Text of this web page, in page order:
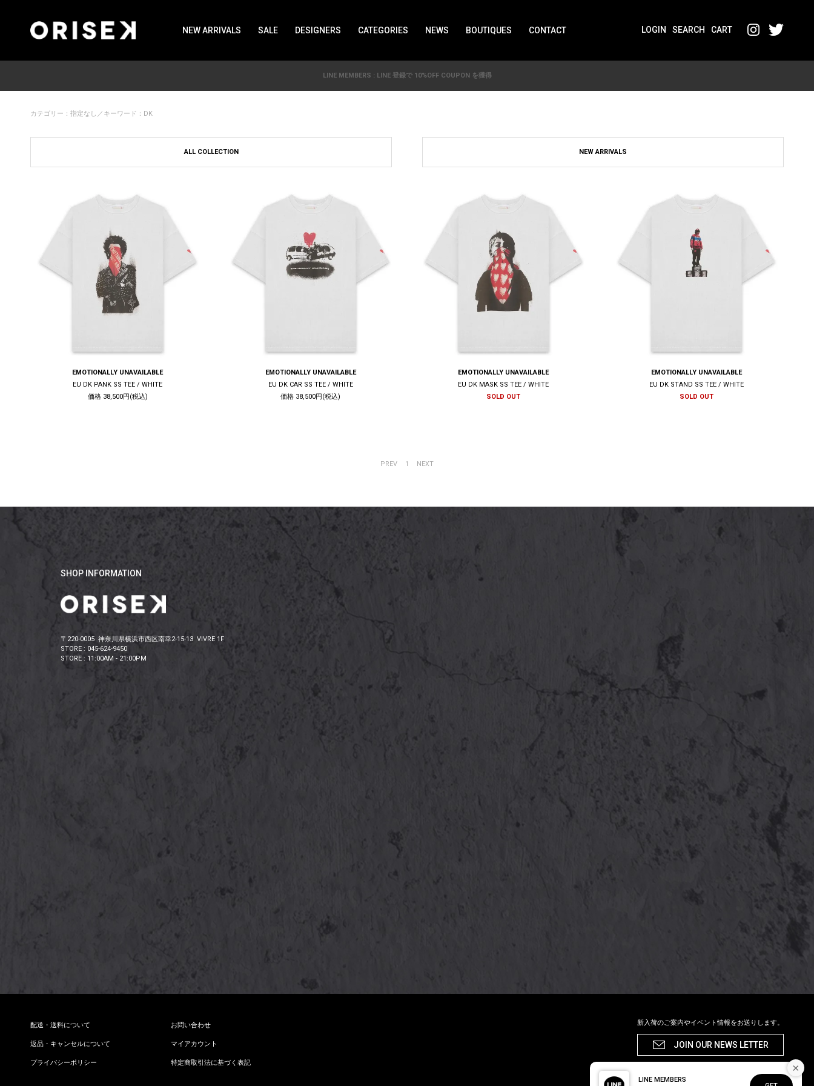
NEW ARRIVALS SALE DESIGNERS CATEGORIES NEWS BOUTIQUES CONTACT LOGIN SEARCH CART
LINE MEMBERS : LINE 登録で 10%OFF COUPON を獲得
カテゴリー：指定なし／キーワード：DK
ALL COLLECTION NEW ARRIVALS
EMOTIONALLY UNAVAILABLE
EU DK PANK SS TEE / WHITE
価格 38,500円(税込)
EMOTIONALLY UNAVAILABLE
EU DK CAR SS TEE / WHITE
価格 38,500円(税込)
EMOTIONALLY UNAVAILABLE
EU DK MASK SS TEE / WHITE
SOLD OUT
EMOTIONALLY UNAVAILABLE
EU DK STAND SS TEE / WHITE
SOLD OUT
PREV 1 NEXT
SHOP INFORMATION
〒220-0005 神奈川県横浜市西区南幸2-15-13 VIVRE 1F
STORE : 045-624-9450
STORE : 11:00AM - 21:00PM
配送・送料について
返品・キャンセルについて
プライバシーポリシー
お問い合わせ
マイアカウント
特定商取引法に基づく表記
新入荷のご案内やイベント情報をお送りします。
JOIN OUR NEWS LETTER
×
LINE MEMBERS